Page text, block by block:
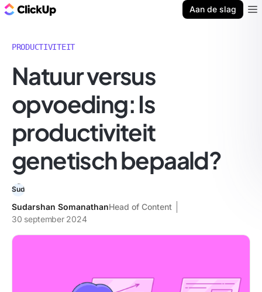
Aan de slag
PRODUCTIVITEIT
Natuur versus
opvoeding: Is
productiviteit
genetisch bepaald?
Sudarshan SomanathanHead of Content
30 september 2024